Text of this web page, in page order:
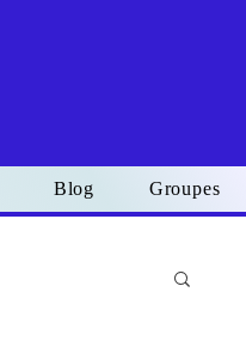
Blog Groupes